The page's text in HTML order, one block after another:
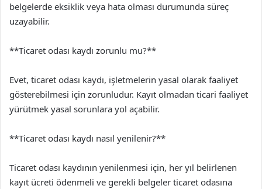
belgelerde eksiklik veya hata olması durumunda süreç
uzayabilir.
**Ticaret odası kaydı zorunlu mu?**
Evet, ticaret odası kaydı, işletmelerin yasal olarak faaliyet
gösterebilmesi için zorunludur. Kayıt olmadan ticari faaliyet
yürütmek yasal sorunlara yol açabilir.
**Ticaret odası kaydı nasıl yenilenir?**
Ticaret odası kaydının yenilenmesi için, her yıl belirlenen
kayıt ücreti ödenmeli ve gerekli belgeler ticaret odasına